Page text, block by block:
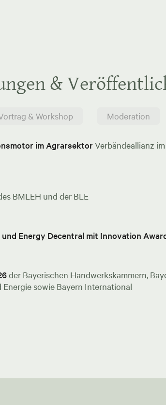
&
& Workshop Moderation
im AgrarsektorVerbändeallianz
BMLEH und der BLE
Energy Decentral mit Innovation
der Bayerischen Handwerkskammern,
sowie Bayern International